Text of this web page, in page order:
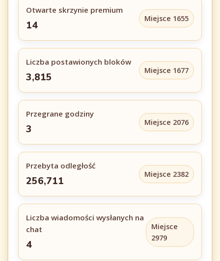
Otwarte skrzynie premium
14
Miejsce 1655
Liczba postawionych bloków
3,815
Miejsce 1677
Przegrane godziny
3
Miejsce 2076
Przebyta odległość
256,711
Miejsce 2382
Liczba wiadomości wysłanych na
chat
4
Miejsce
2979